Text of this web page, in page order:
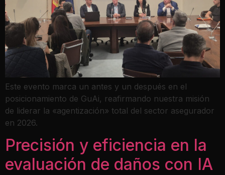
Este evento marca un antes y un después en el
posicionamiento de GuAi, reafirmando nuestra misión
de liderar la «agentización» total del sector asegurador
en 2026.
Precisión y eficiencia en la
evaluación de daños con IA